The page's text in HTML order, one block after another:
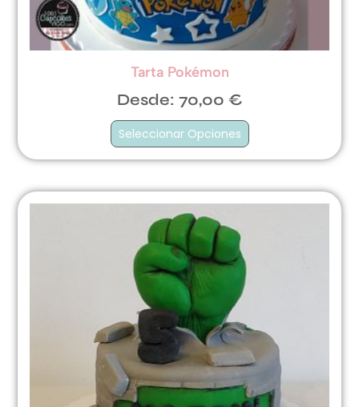
Tarta Pokémon
Desde: 70,00 €
Seleccionar Opciones